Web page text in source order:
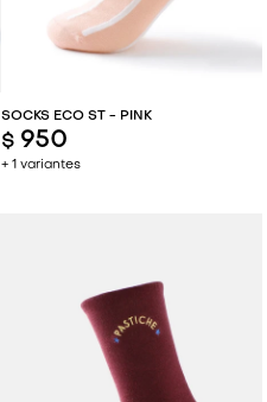
SOCKS ECO ST - PINK
+ 1 variantes
$ 950